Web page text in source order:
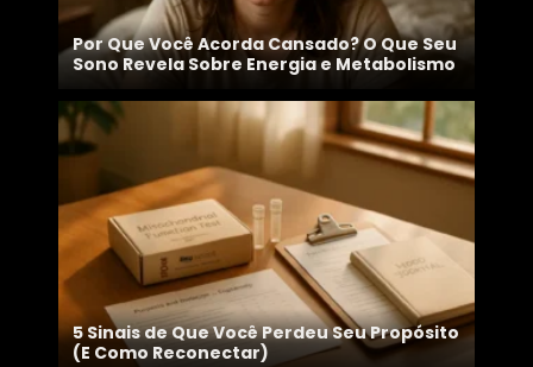
Por Que Você Acorda Cansado? O Que Seu
Sono Revela Sobre Energia e Metabolismo
5 Sinais de Que Você Perdeu Seu Propósito
(E Como Reconectar)